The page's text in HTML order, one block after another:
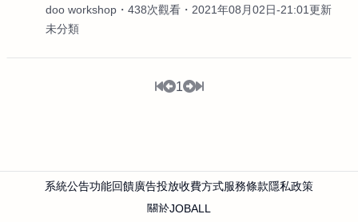
書籍、
doo workshop 438次觀看
2021年08月02日-21:01更新
未分類
1
系統公告功能回饋廣告投放收費方式服務條款隱私政策
關於JOBALL